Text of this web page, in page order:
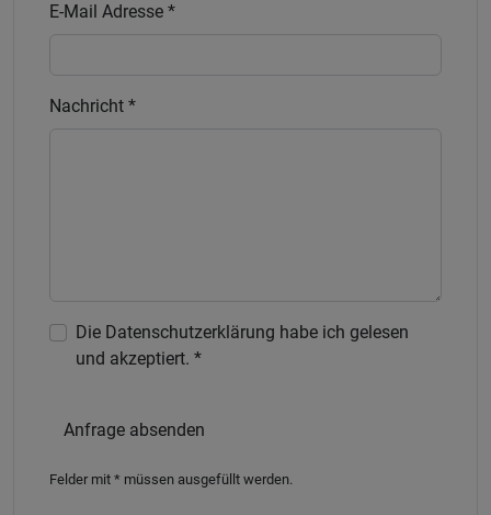
E-Mail Adresse *
Nachricht *
Die Datenschutzerklärung habe ich gelesen
und akzeptiert. *
Anfrage absenden
Felder mit * müssen ausgefüllt werden.